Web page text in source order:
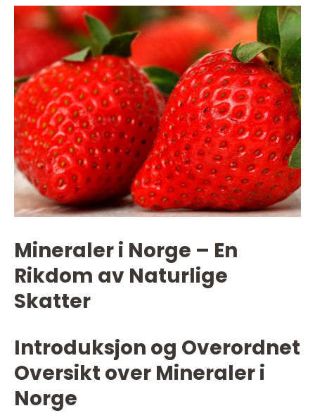
Mineraler i Norge – En
Rikdom av Naturlige
Skatter
Introduksjon og Overordnet
Oversikt over Mineraler i
Norge